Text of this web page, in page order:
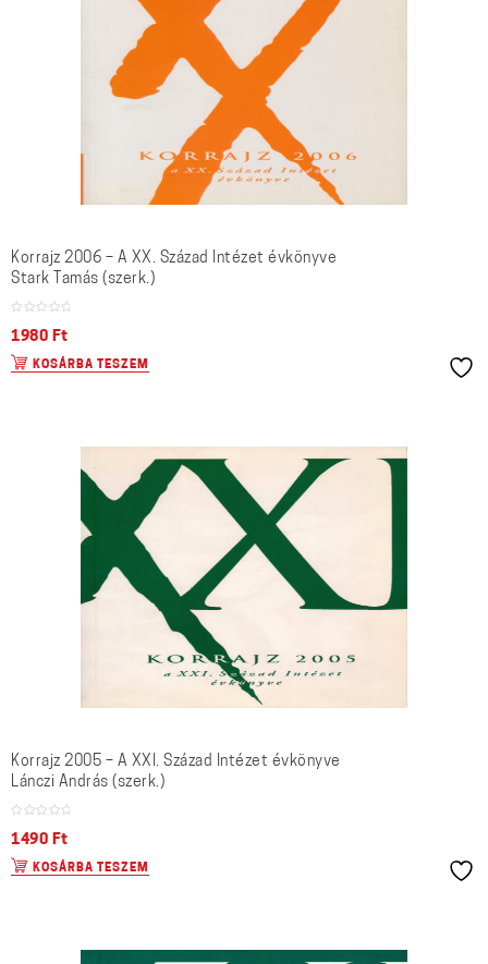
Korrajz 2006 – A XX. Század Intézet évkönyve
Stark Tamás (szerk.)
1980 Ft
KOSÁRBA TESZEM
Korrajz 2005 – A XXI. Század Intézet évkönyve
Lánczi András (szerk.)
1490 Ft
KOSÁRBA TESZEM